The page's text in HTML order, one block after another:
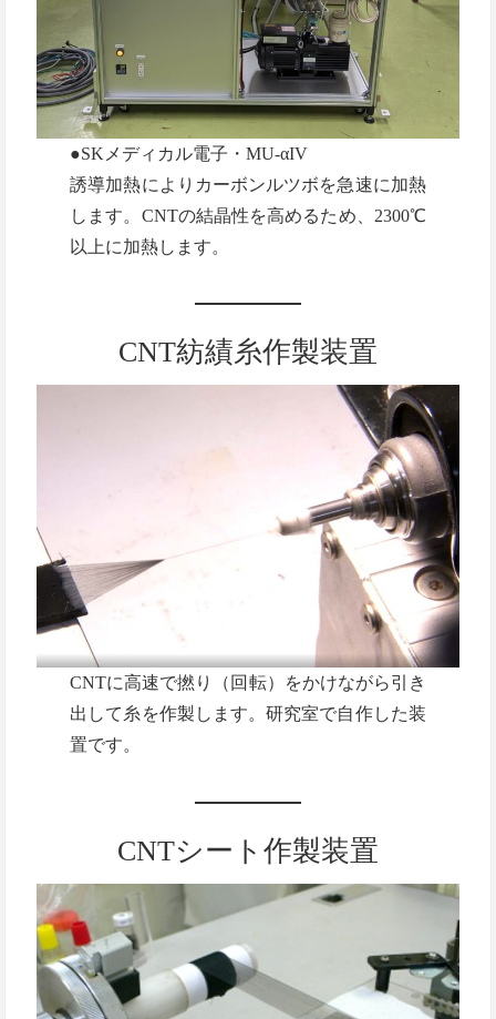
●SKメディカル電子・MU-αIV
誘導加熱によりカーボンルツボを急速に加熱
します。CNTの結晶性を高めるため、2300℃
以上に加熱します。
CNT紡績糸作製装置
CNTに高速で撚り（回転）をかけながら引き
出して糸を作製します。研究室で自作した装
置です。
CNTシート作製装置